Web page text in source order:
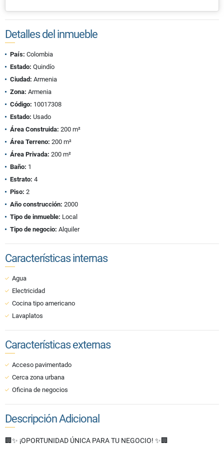
Detalles del inmueble
País: Colombia
Estado: Quindío
Ciudad: Armenia
Zona: Armenia
Código: 10017308
Estado: Usado
Área Construida: 200 m²
Área Terreno: 200 m²
Área Privada: 200 m²
Baño: 1
Estrato: 4
Piso: 2
Año construcción: 2000
Tipo de inmueble: Local
Tipo de negocio: Alquiler
Características internas
Agua
Electricidad
Cocina tipo americano
Lavaplatos
Características externas
Acceso pavimentado
Cerca zona urbana
Oficina de negocios
Descripción Adicional
🏢✨ ¡OPORTUNIDAD ÚNICA PARA TU NEGOCIO! ✨🏢